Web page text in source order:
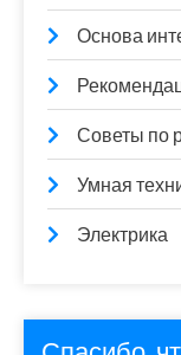
Основа
Советы по
Умная
Электрика